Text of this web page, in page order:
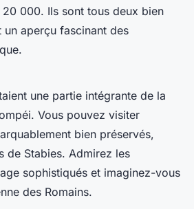
000. Ils sont tous deux bien
aperçu fascinant des
une partie intégrante de la
Vous pouvez visiter
bien préservés,
de Stabies. Admirez les
sophistiqués et imaginez-vous
des Romains.